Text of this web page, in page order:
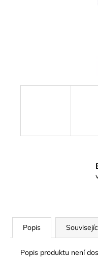
Popis
Popis produktu není